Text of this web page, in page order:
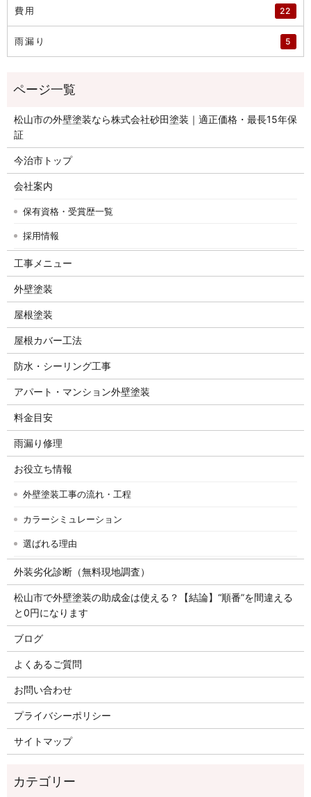
費用 22
雨漏り 5
松山市の外壁塗装なら株式会社砂田塗装｜適正価格・最長15年保
証
今治市トップ
会社案内
保有資格・受賞歴一覧
採用情報
工事メニュー
外壁塗装
屋根塗装
屋根カバー工法
防水・シーリング工事
アパート・マンション外壁塗装
料金目安
雨漏り修理
お役立ち情報
外壁塗装工事の流れ・工程
カラーシミュレーション
選ばれる理由
外装劣化診断（無料現地調査）
松山市で外壁塗装の助成金は使える？【結論】“順番”を間違える
と0円になります
ブログ
よくあるご質問
お問い合わせ
プライバシーポリシー
サイトマップ